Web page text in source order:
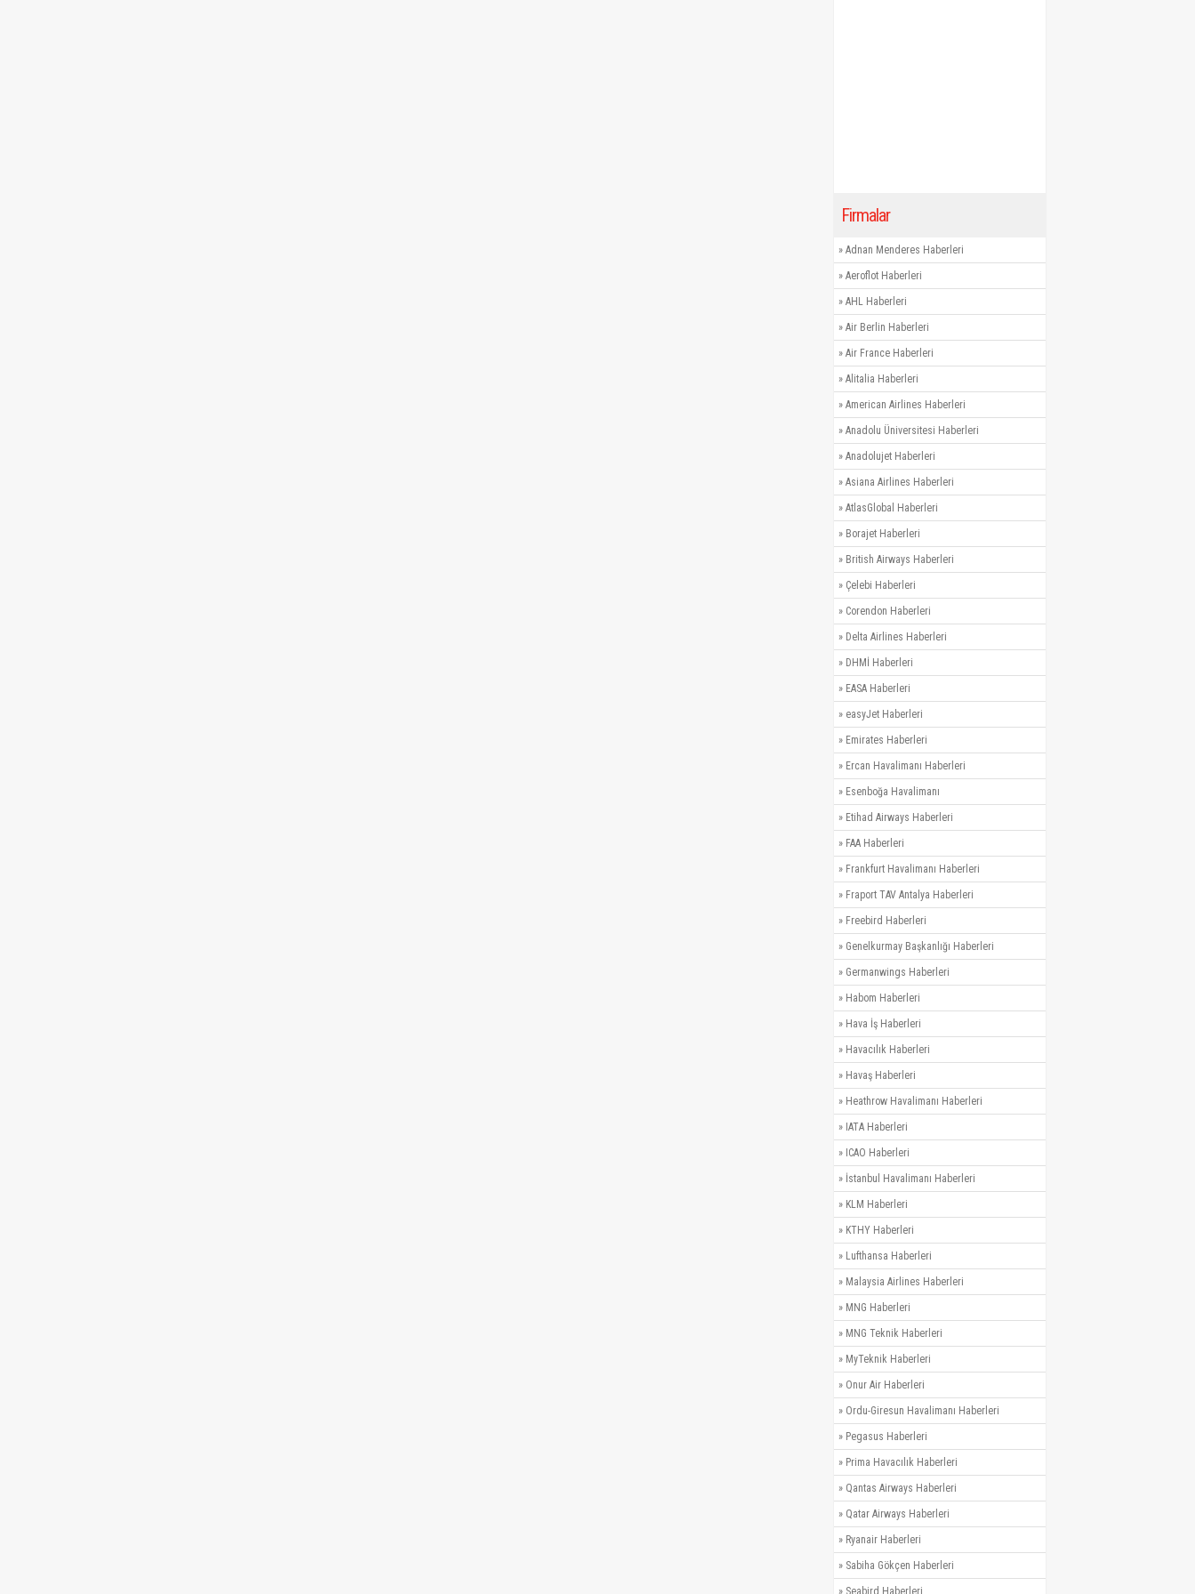
Firmalar
» Adnan Menderes Haberleri
» Aeroflot Haberleri
» AHL Haberleri
» Air Berlin Haberleri
» Air France Haberleri
» Alitalia Haberleri
» American Airlines Haberleri
» Anadolu Üniversitesi Haberleri
» Anadolujet Haberleri
» Asiana Airlines Haberleri
» AtlasGlobal Haberleri
» Borajet Haberleri
» British Airways Haberleri
» Çelebi Haberleri
» Corendon Haberleri
» Delta Airlines Haberleri
» DHMİ Haberleri
» EASA Haberleri
» easyJet Haberleri
» Emirates Haberleri
» Ercan Havalimanı Haberleri
» Esenboğa Havalimanı
» Etihad Airways Haberleri
» FAA Haberleri
» Frankfurt Havalimanı Haberleri
» Fraport TAV Antalya Haberleri
» Freebird Haberleri
» Genelkurmay Başkanlığı Haberleri
» Germanwings Haberleri
» Habom Haberleri
» Hava İş Haberleri
» Havacılık Haberleri
» Havaş Haberleri
» Heathrow Havalimanı Haberleri
» IATA Haberleri
» ICAO Haberleri
» İstanbul Havalimanı Haberleri
» KLM Haberleri
» KTHY Haberleri
» Lufthansa Haberleri
» Malaysia Airlines Haberleri
» MNG Haberleri
» MNG Teknik Haberleri
» MyTeknik Haberleri
» Onur Air Haberleri
» Ordu-Giresun Havalimanı Haberleri
» Pegasus Haberleri
» Prima Havacılık Haberleri
» Qantas Airways Haberleri
» Qatar Airways Haberleri
» Ryanair Haberleri
» Sabiha Gökçen Haberleri